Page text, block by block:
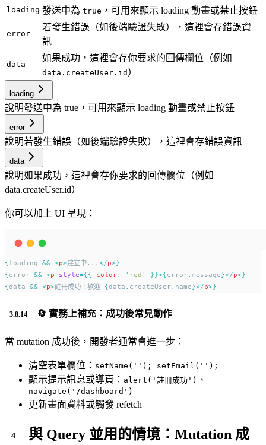
loading 發送中為 true ，可用來顯示 loading 動畫或禁止按鈕
error
若發生錯誤（如後端驗證失敗），這裡會存錯誤資
訊
data
如果成功，這裡會存你要求的回傳欄位（例如
data.createUser.id ）
loading
說明發送中為 true，可用來顯示 loading 動畫或禁止按鈕
error
說明若發生錯誤（如後端驗證失敗），這裡會存錯誤資訊
data
說明如果成功，這裡會存你要求的回傳欄位（例如
data.createUser.id）
你可以加上 UI 呈現：
{loading && <p>建立中... </p>}
{error && <p style={{ color: ' red ' }}>{error . message}</p>}
{data && <p>註冊成功！歡迎 {data . createUser . name}</p>}
🔄 實務上補充：成功後常見動作
當 mutation 成功後，開發者通常會進一步：
清空表單欄位： setName(''); setEmail('');
顯示提示訊息或導頁： alert('註冊成功') 、
navigate('/dashboard')
更新畫面資料或觸發 refetch
與 Query 並用的情境：Mutation 成